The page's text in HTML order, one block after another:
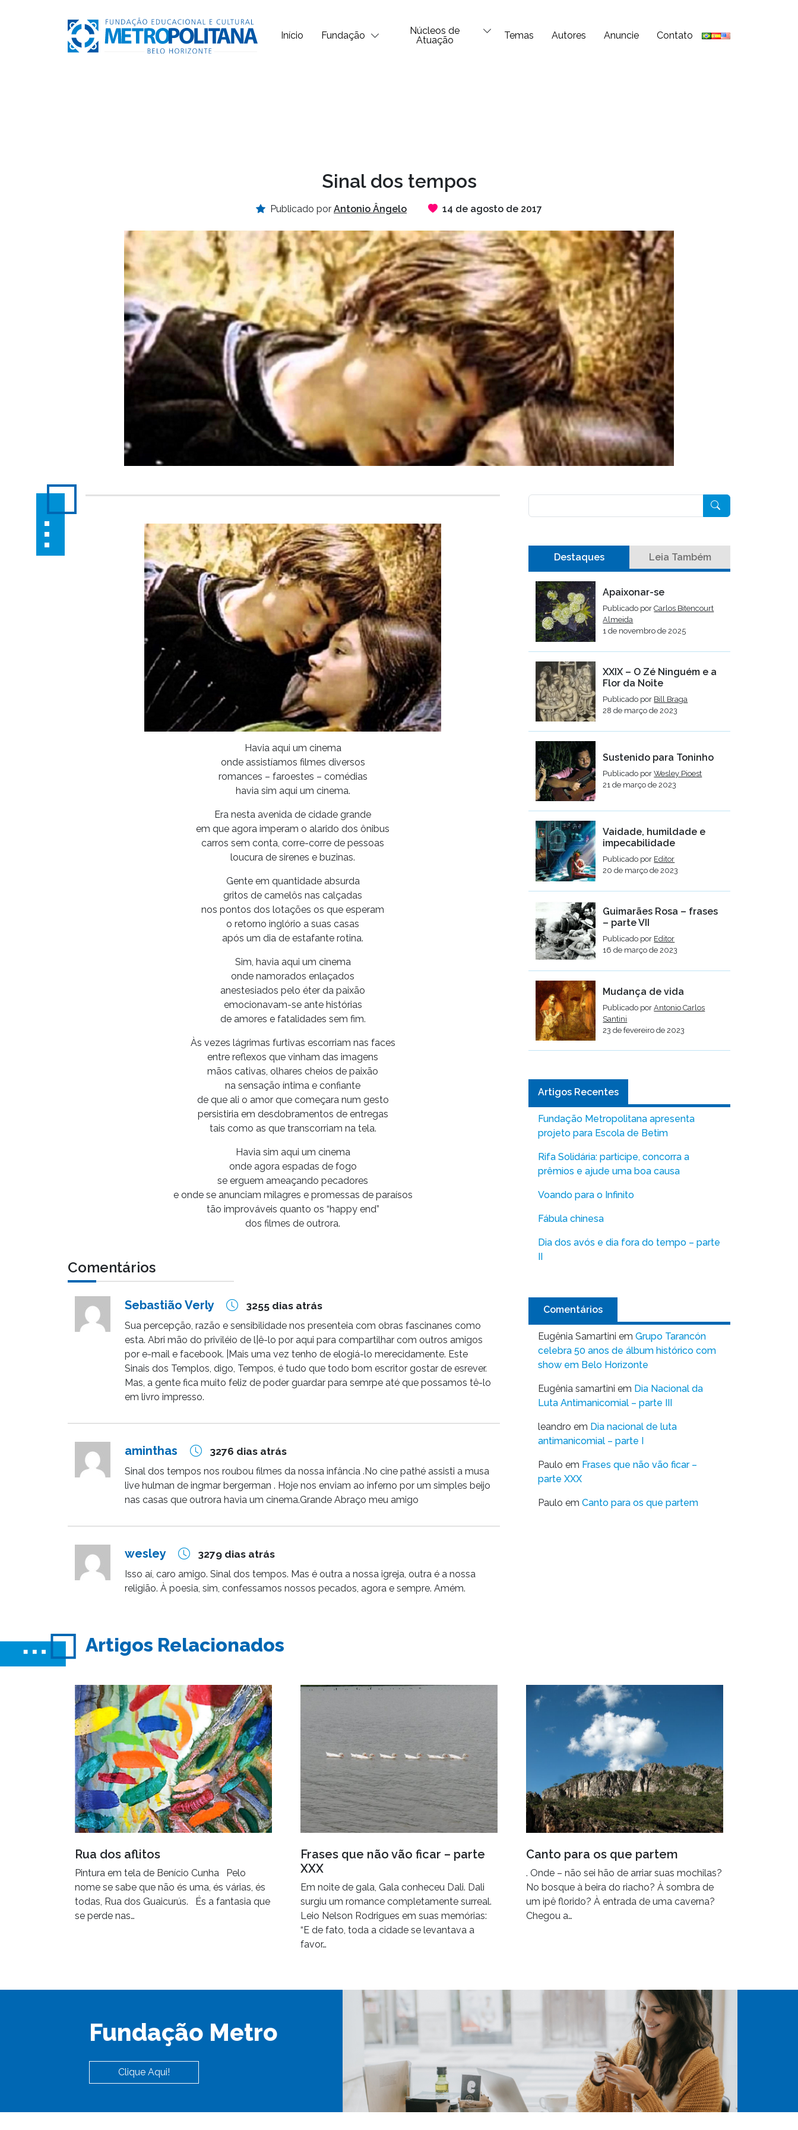
Início Fundação
Núcleos de
Atuação
Temas Autores Anuncie Contato
Sinal dos tempos
Publicado por Antonio Ângelo 14 de agosto de 2017
Havia aqui um cinema
onde assistíamos filmes diversos
romances – faroestes – comédias
havia sim aqui um cinema.
Era nesta avenida de cidade grande
em que agora imperam o alarido dos ônibus
carros sem conta, corre-corre de pessoas
loucura de sirenes e buzinas.
Gente em quantidade absurda
gritos de camelôs nas calçadas
nos pontos dos lotações os que esperam
o retorno inglório a suas casas
após um dia de estafante rotina.
Sim, havia aqui um cinema
onde namorados enlaçados
anestesiados pelo éter da paixão
emocionavam-se ante histórias
de amores e fatalidades sem fim.
Às vezes lágrimas furtivas escorriam nas faces
entre reflexos que vinham das imagens
mãos cativas, olhares cheios de paixão
na sensação íntima e confiante
de que ali o amor que começara num gesto
persistiria em desdobramentos de entregas
tais como as que transcorriam na tela.
Havia sim aqui um cinema
onde agora espadas de fogo
se erguem ameaçando pecadores
e onde se anunciam milagres e promessas de paraísos
tão improváveis quanto os “happy end”
dos filmes de outrora.
Comentários
Sebastião Verly 3255 dias atrás
Sua percepção, razão e sensibilidade nos presenteia com obras fascinanes como
esta. Abri mão do priviléio de l|ê-lo por aqui para compartilhar com outros amigos
por e-mail e facebook. |Mais uma vez tenho de elogiá-lo merecidamente. Este
Sinais dos Templos, digo, Tempos, é tudo que todo bom escritor gostar de esrever.
Mas, a gente fica muito feliz de poder guardar para semrpe até que possamos tê-lo
em livro impresso.
aminthas 3276 dias atrás
Sinal dos tempos nos roubou filmes da nossa infância .No cine pathé assisti a musa
live hulman de ingmar bergerman . Hoje nos enviam ao inferno por um simples beijo
nas casas que outrora havia um cinema.Grande Abraço meu amigo
wesley 3279 dias atrás
Isso aí, caro amigo. Sinal dos tempos. Mas é outra a nossa igreja, outra é a nossa
religião. À poesia, sim, confessamos nossos pecados, agora e sempre. Amém.
Destaques Leia Também
Apaixonar-se
Publicado porCarlos Bitencourt
Almeida
1 de novembro de 2025
XXIX – O Zé Ninguém e a
Flor da Noite
Publicado por Bill Braga
28 de março de 2023
Sustenido para Toninho
Publicado porWesley Pioest
21 de março de 2023
Vaidade, humildade e
impecabilidade
Publicado por Editor
20 de março de 2023
Guimarães Rosa – frases
– parte VII
Publicado por Editor
16 de março de 2023
Mudança de vida
Publicado porAntonio Carlos
Santini
23 de fevereiro de 2023
Artigos Recentes
Fundação Metropolitana apresenta
projeto para Escola de Betim
Rifa Solidária: participe, concorra a
prêmios e ajude uma boa causa
Voando para o Infinito
Fábula chinesa
Dia dos avós e dia fora do tempo – parte
II
Comentários
Eugênia Samartini em Grupo Tarancón
celebra 50 anos de álbum histórico com
show em Belo Horizonte
Eugênia samartini em Dia Nacional da
Luta Antimanicomial – parte III
leandro em Dia nacional de luta
antimanicomial – parte I
Paulo em Frases que não vão ficar –
parte XXX
Paulo em Canto para os que partem
Artigos Relacionados
Rua dos aflitos
Pintura em tela de Benício Cunha Pelo
nome se sabe que não és uma, és várias, és
todas, Rua dos Guaicurús. És a fantasia que
se perde nas…
Frases que não vão ficar – parte
XXX
Em noite de gala, Gala conheceu Dali. Dali
surgiu um romance completamente surreal.
Leio Nelson Rodrigues em suas memórias:
“E de fato, toda a cidade se levantava a
favor…
Canto para os que partem
. Onde – não sei hão de arriar suas mochilas?
No bosque à beira do riacho? À sombra de
um ipê florido? À entrada de uma caverna?
Chegou a…
Fundação Metro
Clique Aqui!